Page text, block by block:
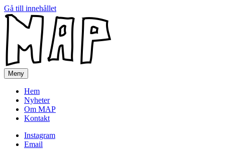
Gå till innehållet
Meny
Hem
Nyheter
Om MAP
Kontakt
Instagram
Email